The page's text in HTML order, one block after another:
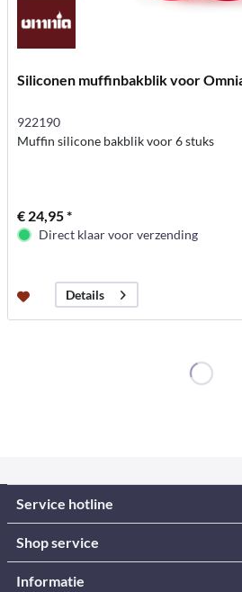
Siliconen muffinbakblik voor
922190
Muffin silicone bakblik voor 6 stuks
€ 24,95 *
Direct klaar voor verzending
Details
Service hotline
Shop service
Informatie